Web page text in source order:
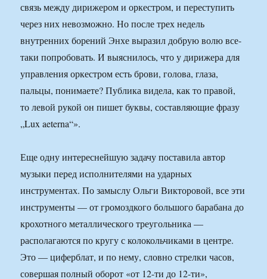
связь между дирижером и оркестром, и переступить
через них невозможно. Но после трех недель
внутренних борений Энхе выразил добрую волю все-
таки попробовать. И выяснилось, что у дирижера для
управления оркестром есть брови, голова, глаза,
пальцы, понимаете? Публика видела, как то правой,
то левой рукой он пишет буквы, составляющие фразу
„Lux aeterna“».
Еще одну интереснейшую задачу поставила автор
музыки перед исполнителями на ударных
инструментах. По замыслу Ольги Викторовой, все эти
инструменты — от громоздкого большого барабана до
крохотного металлического треугольника —
располагаются по кругу с колокольчиками в центре.
Это — циферблат, и по нему, словно стрелки часов,
совершая полный оборот «от 12-ти до 12-ти»,